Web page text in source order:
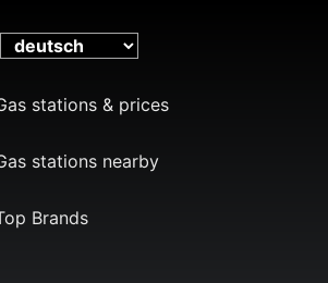
stations & prices
stations nearby
Brands